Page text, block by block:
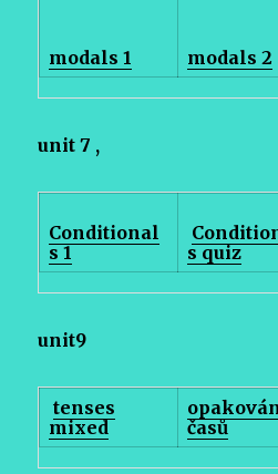
modals 1 modals 2
unit 7 ,
Conditional
s 1
s quiz
unit9
tenses
mixed
časů